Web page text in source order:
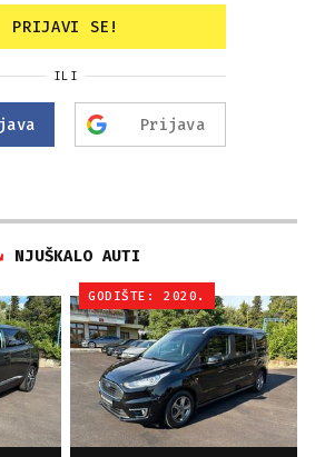
PRIJAVI SE!
ILI
Prijava
NJUŠKALO AUTI
GODIŠTE: 2020.